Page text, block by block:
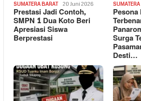
SUMATERA BARAT 20 Juni 2026
Prestasi Jadi Contoh,
SMPN 1 Dua Koto Beri
Apresiasi Siswa
Berprestasi Surga
Desti…